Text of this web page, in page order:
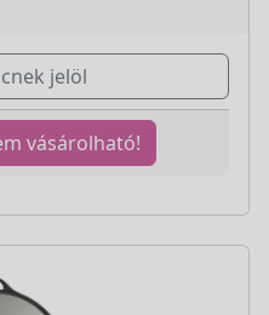
jelöl
vásárolható!